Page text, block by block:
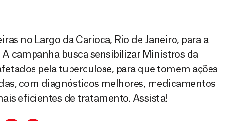
no Largo da Carioca, Rio de Janeiro, para a
campanha busca sensibilizar Ministros da
pela tuberculose, para que tomem ações
com diagnósticos melhores, medicamentos
eficientes de tratamento. Assista!